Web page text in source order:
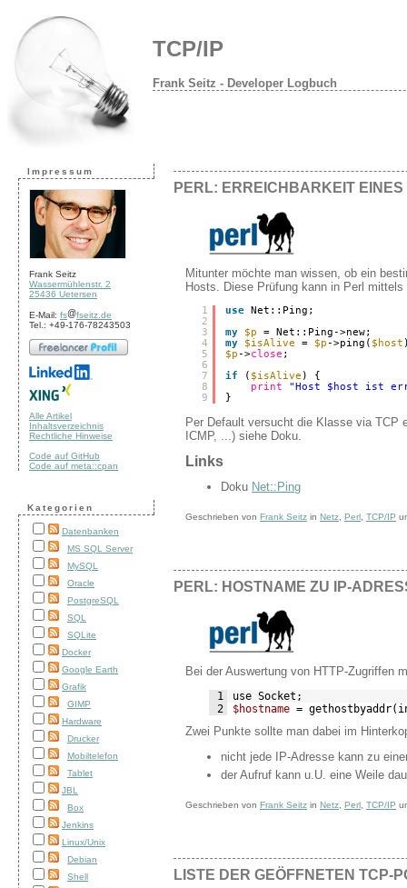
TCP/IP
Frank Seitz - Developer Logbuch
Impressum
Frank Seitz
Wassermühlenstr. 2
25436 Uetersen
E-Mail: fs
fseitz.de
Tel.: +49-176-78243503
Alle Artikel
Inhaltsverzeichnis
Rechtliche Hinweise
Code auf GitHub
Code auf meta::cpan
Kategorien
Datenbanken
MS SQL Server
MySQL
Oracle
PostgreSQL
SQL
SQLite
Docker
Google Earth
Grafik
GIMP
Hardware
Drucker
Mobiltelefon
Tablet
JBL
Box
Jenkins
Linux/Unix
Debian
Shell
PERL: ERREICHBARKEIT
Mitunter möchte man wissen, ob ein
Hosts. Diese Prüfung kann in Perl
1
2
3
4
5
6
7
8
9
use Net::Ping;
my
$p
= Net::Ping->new;
my
$isAlive = $p->ping( $host
$p->close ;
if
( $isAlive ) {
print
"Host $host ist
}
Per Default versucht die Klasse via TCP
ICMP, ...) siehe Doku.
Links
Doku Net::Ping
Geschrieben von Frank Seitz in Netz Perl TCP/IP
PERL: HOSTNAME ZU IP-
Bei der Auswertung von HTTP-Zugriffen
1 use Socket ;
2
$hostname = gethostbyaddr(
Zwei Punkte sollte man dabei im
nicht jede IP-Adresse kann zu
der Aufruf kann u.U. eine Weile
Geschrieben von Frank Seitz in Netz, Perl, TCP/IP
LISTE DER GEÖFFNETEN TCP-